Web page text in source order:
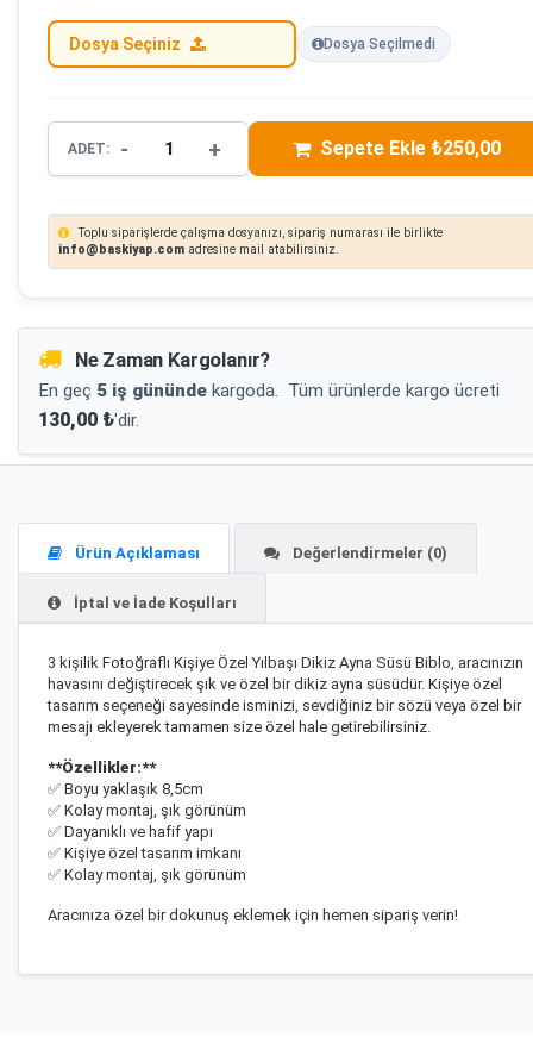
Dosya Seçiniz Dosya Seçilmedi
ADET: - + Sepete Ekle ₺250,00
Toplu siparişlerde çalışma dosyanızı, sipariş numarası ile birlikte
info@baskiyap.com adresine mail atabilirsiniz.
Ne Zaman Kargolanır?
En geç 5 iş gününde kargoda. Tüm ürünlerde kargo ücreti
130,00 ₺'dir.
Ürün Açıklaması Değerlendirmeler (0)
İptal ve İade Koşulları
3 kişilik Fotoğraflı Kişiye Özel Yılbaşı Dikiz Ayna Süsü Biblo, aracınızın
havasını değiştirecek şık ve özel bir dikiz ayna süsüdür. Kişiye özel
tasarım seçeneği sayesinde isminizi, sevdiğiniz bir sözü veya özel bir
mesajı ekleyerek tamamen size özel hale getirebilirsiniz.
**Özellikler:**
✅ Boyu yaklaşık 8,5cm
✅ Kolay montaj, şık görünüm
✅ Dayanıklı ve hafif yapı
✅ Kişiye özel tasarım imkanı
✅ Kolay montaj, şık görünüm
Aracınıza özel bir dokunuş eklemek için hemen sipariş verin!